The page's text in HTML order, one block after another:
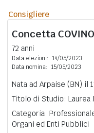
Consigliere
Concetta COVINO
72 anni
Data elezioni: 14/05/2023
Data nomina: 15/05/2023
Nata ad Arpaise (BN) il
Titolo di Studio: Laurea
Categoria
Organi ed Enti Pubblici